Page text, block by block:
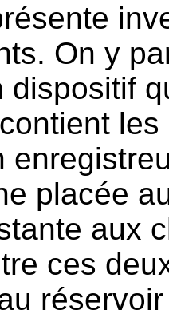
On y
dispositif
placée
aux
ces